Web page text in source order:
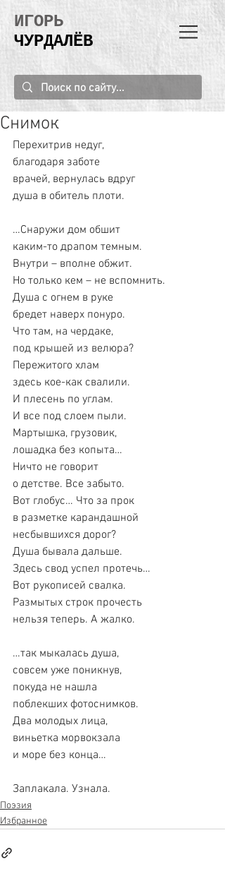
ИГОРЬ
ЧУРДАЛЁВ
Снимок
Перехитрив недуг,
благодаря заботе
врачей, вернулась вдруг
душа в обитель плоти.
…Снаружи дом обшит
каким-то драпом темным.
Внутри – вполне обжит.
Но только кем – не вспомнить.
Душа с огнем в руке
бредет наверх понуро.
Что там, на чердаке,
под крышей из велюра?
Пережитого хлам
здесь кое-как свалили.
И плесень по углам.
И все под слоем пыли.
Мартышка, грузовик,
лошадка без копыта…
Ничто не говорит
о детстве. Все забыто.
Вот глобус… Что за прок
в разметке карандашной
несбывшихся дорог?
Душа бывала дальше.
Здесь свод успел протечь…
Вот рукописей свалка.
Размытых строк прочесть
нельзя теперь. А жалко.
…так мыкалась душа,
совсем уже поникнув,
покуда не нашла
поблекших фотоснимков.
Два молодых лица,
виньетка морвокзала
и море без конца…
Заплакала. Узнала.
Поэзия
Избранное